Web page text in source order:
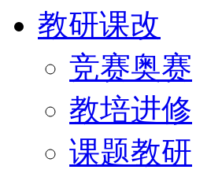
教研课改
竞赛奥赛
教培进修
课题教研